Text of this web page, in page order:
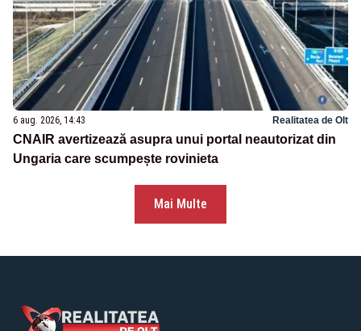
6 aug. 2026, 14:43 Realitatea de Olt
CNAIR avertizează asupra unui portal neautorizat din
Ungaria care scumpește rovinieta
Mai Multe